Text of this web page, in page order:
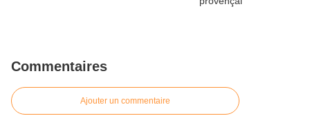
Commentaires
Ajouter un commentaire